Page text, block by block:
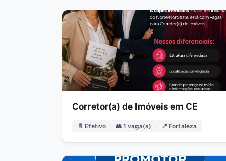
Corretor(a) de Imóveis em CE
📄 Efetivo 👥 1 vaga(s) 📍 Fortaleza